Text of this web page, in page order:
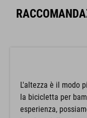
L'altezza è il modo
la bicicletta per
esperienza,